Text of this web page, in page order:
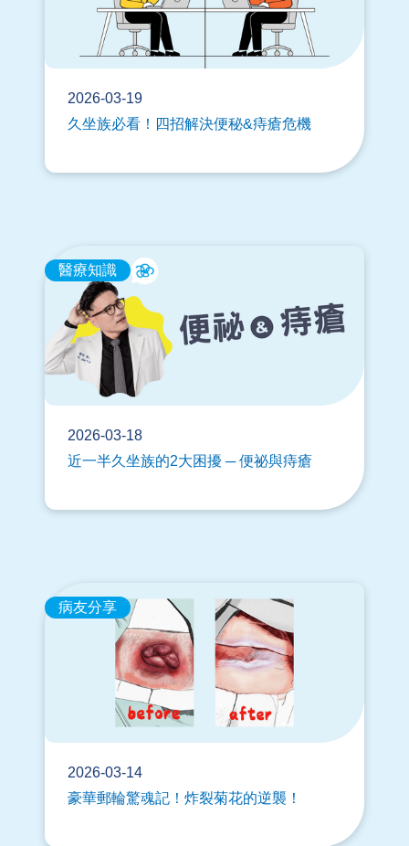
2026-03-19
久坐族必看！四招解決便秘&痔瘡危機
醫療知識
2026-03-18
近一半久坐族的2大困擾 ─ 便祕與痔瘡
病友分享
2026-03-14
豪華郵輪驚魂記！炸裂菊花的逆襲！